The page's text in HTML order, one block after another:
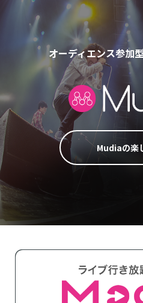
オーディエンス参加
Mudiaの楽